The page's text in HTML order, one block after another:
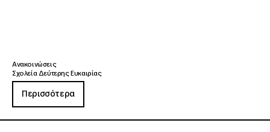
Ανακοινώσεις
Σχολεία Δεύτερης Ευκαιρίας
Περισσότερα